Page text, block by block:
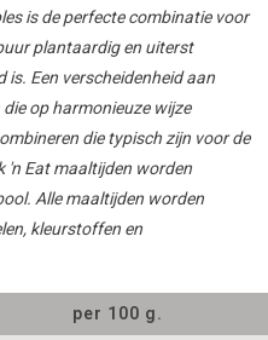
is de perfecte combinatie voor
plantaardig en uiterst
is. Een verscheidenheid aan
op harmonieuze wijze
die typisch zijn voor de
'n Eat maaltijden worden
Alle maaltijden worden
kleurstoffen en
per 100 g.